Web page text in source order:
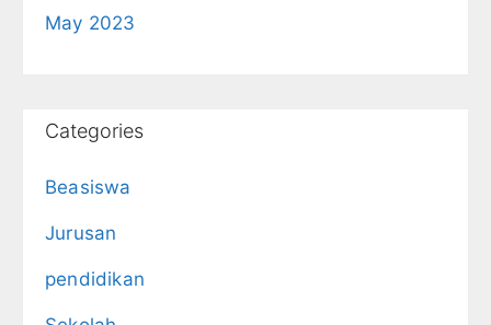
May 2023
Categories
Beasiswa
Jurusan
pendidikan